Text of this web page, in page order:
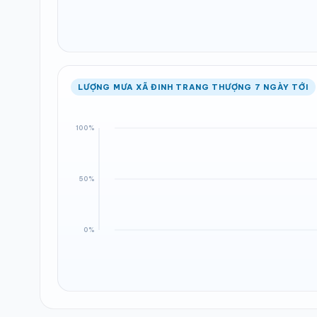
LƯỢNG MƯA XÃ ĐINH TRANG THƯỢNG 7 NGÀY TỚI